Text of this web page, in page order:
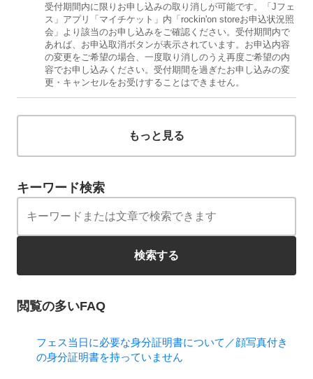
受付期間内に限りお申し込みの取り消しが可能です。「Jフェ
ス」アプリ「マイチケット」内「rockin'on storeお申込状況照
会」より該当のお申し込みをご確認ください。受付期間内で
あれば、お申込取消ボタンが表示されています。お申込内容
の変更をご希望の場合、一度取り消しのうえ再度ご希望の内
容でお申し込みください。受付期間を過ぎたお申し込みの変
更・キャンセルをお受けすることはできません。
もっと見る
キーワード検索
検索する
閲覧の多いFAQ
フェス当日に必要な身分証明書について／顔写真付き
の身分証明書を持っていません